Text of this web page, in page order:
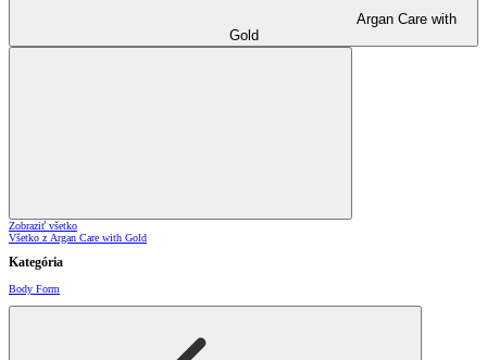
Argan Care with
Gold
Zobraziť všetko
Všetko z Argan Care with Gold
Kategória
Body Form